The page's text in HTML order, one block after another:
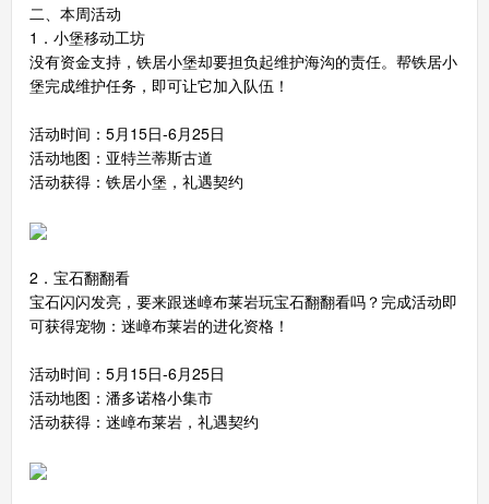
洛克王国手机版
二、本周活动
1．小堡移动工坊
没有资金支持，铁居小堡却要担负起维护海沟的责任。帮铁居小
堡完成维护任务，即可让它加入队伍！
活动时间：5月15日-6月25日
活动地图：亚特兰蒂斯古道
活动获得：铁居小堡，礼遇契约
2．宝石翻翻看
宝石闪闪发亮，要来跟迷嶂布莱岩玩宝石翻翻看吗？完成活动即
可获得宠物：迷嶂布莱岩的进化资格！
活动时间：5月15日-6月25日
活动地图：潘多诺格小集市
活动获得：迷嶂布莱岩，礼遇契约